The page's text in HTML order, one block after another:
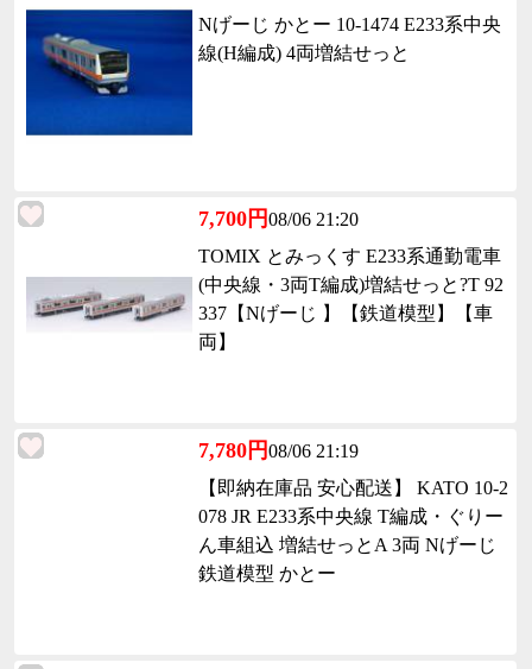
Nげーじ かとー 10-1474 E233系中央
線(H編成) 4両増結せっと
7,700円08/06 21:20
TOMIX とみっくす E233系通勤電車
(中央線・3両T編成)増結せっと?T 92
337【Nげーじ 】【鉄道模型】【車
両】
7,780円08/06 21:19
【即納在庫品 安心配送】 KATO 10-2
078 JR E233系中央線 T編成・ぐりー
ん車組込 増結せっとA 3両 Nげーじ
鉄道模型 かとー